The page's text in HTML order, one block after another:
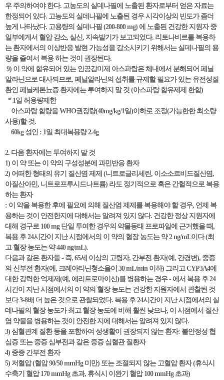
우 주의하여야 한다. 고농도의 실데나필에 노출된 환자로부터 얻은 자료는
한정되어 있다. 고농도의 실데나필에 노출된 경우 시각이상의 빈도가 좀더
높게 나타났다. 고용량의 실데나필 (200-800 mg) 에 노출된 건강한 지원자 중
일부에게서 혈압 감소, 실신, 지속발기가 보고되었다. 리토나비르를 복용하
는 환자에서의 이상반응 발현 가능성을 감소시키기 위해서는 실데나필의 용
량을 줄여서 복용 하는 것이 권장된다.
9) 이 약에 함유되어 있는 인공감미제 아스파탐은 체내에서 분해되어 페닐
알라닌으로 대사되므로, 페닐알라닌의 섭취를 규제할 필요가 있는 유전성질
환인 페닐케톤뇨증 환자에는 투여하지 말 것 (아스파탐 함유제제 한함)
* 1일 허용량제한
아스파탐 함량을 WHO권장량(40mg/kg/1일)이하로 조정(가능한한 최소량
사용)할 것.
60kg 성인 : 1일 최대복용량 2.4g
2. 다음 환자에는 투여하지 말 것
1) 이 약 또는 이 약의 구성성분에 과민반응 환자
2) 어떠한 형태의 유기 질산염 제제 (니트로글리세린, 이소소르비드질산염,
아질산아민, 니트로프루시드나트륨) 라도 정기적으로 혹은 간헐적으로 복용
하는 환자
: 이 약을 복용한 후에 필요에 의해 질산염 제제를 복용해야 할 경우, 언제 복
용하는 것이 안전한지에 대해서는 알려져 있지 않다. 건강한 정상 지원자에
대해 경구로 100 mg 단일 투여한 경우의 약물동태 프로파일에 근거했을 때,
복용 후 24시간이 지난 시점에서의 이 약의 혈장 농도는 약 2 ng/mL이다 (최
고 혈장 농도는 약 440 ng/mL).
다음과 같은 환자들 - 즉, 65세 이상의 고령자, 간부전 환자(예, 간경변), 중증
의 신부전 환자(예, 크레아티닌청소율이 30 mL/min 이하) 그리고 CYP3A4에
대한 강력한 억제제(예, 에리트로마이신)를 병용하는 경우 - 에서 복용 후 24
시간이 지난 시점에서의 이 약의 혈장 농도는 건강한 지원자에서 관찰된 것
보다 3-8배 더 높은 것으로 관찰되었다. 복용 후 24시간이 지난 시점에서의 실
데나필의 혈장 농도가 최고 혈장 농도에 비해 훨씬 낮으나, 이 시점에서 질산
염 약물을 병용하는 것이 안전한 지에 대해서는 알려져 있지 않다.
3) 심혈관계 질환 등을 포함하여 성생활이 권장되지 않는 환자: 불안정성 협
심증 또는 중증 심부전과 같은 중증 심혈관 질환자
4) 중증 간부전 환자
5) 저혈압 (혈압 90/50 mmHg 미만) 또는 조절되지 않는 고혈압 환자 (휴식시
수축기 혈압 170 mmHg 초과, 휴식시 이완기 혈압 100 mmHg 초과)